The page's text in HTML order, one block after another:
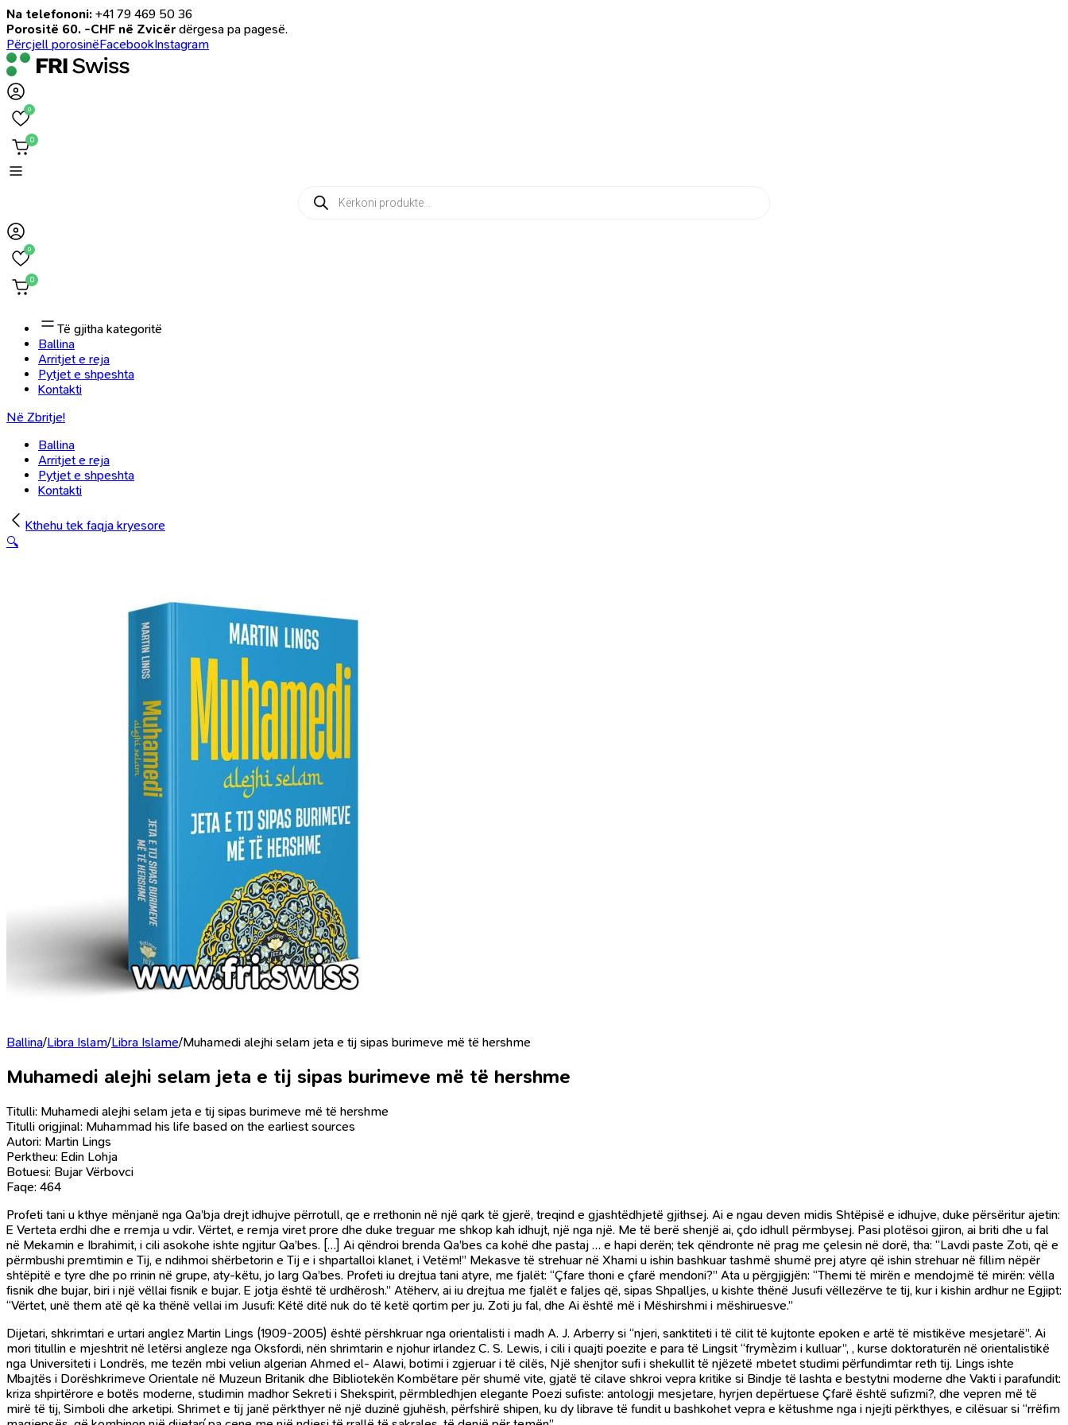
Na telefononi: +41 79 469 50 36
Porositë 60. -CHF në Zvicër dërgesa pa pagesë.
Përcjell porosinëFacebookInstagram
0
0
Products
search
0
0
Të gjitha kategoritë
Ballina
Arritjet e reja
Pytjet e shpeshta
Kontakti
Në Zbritje!
Ballina
Arritjet e reja
Pytjet e shpeshta
Kontakti
Kthehu tek faqja kryesore
🔍
Ballina/Libra Islam/Libra Islame/Muhamedi alejhi selam jeta e tij sipas burimeve më të hershme
Muhamedi alejhi selam jeta e tij sipas burimeve më të hershme
Titulli: Muhamedi alejhi selam jeta e tij sipas burimeve më të hershme
Titulli origjinal: Muhammad his life based on the earliest sources
Autori: Martin Lings
Perktheu: Edin Lohja
Botuesi: Bujar Vërbovci
Faqe: 464
Profeti tani u kthye mënjanë nga Qa’bja drejt idhujve përrotull, qe e rrethonin në një qark të gjerë, treqind e gjashtëdhjetë gjithsej. Ai e ngau deven midis Shtëpisë e idhujve, duke përsëritur ajetin:
E Verteta erdhi dhe e rremja u vdir. Vërtet, e remja viret prore dhe duke treguar me shkop kah idhujt, një nga një. Me të berë shenjë ai, çdo idhull përmbysej. Pasi plotësoi gjiron, ai briti dhe u fal
në Mekamin e Ibrahimit, i cili asokohe ishte ngjitur Qa’bes. […] Ai qëndroi brenda Qa’bes ca kohë dhe pastaj … e hapi derën; tek qëndronte në prag me çelesin në dorë, tha: “Lavdi paste Zoti, që e
përmbushi premtimin e Tij, e ndihmoi shërbetorin e Tij e i shpartalloi klanet, i Vetëm!” Mekasve të strehuar në Xhami u ishin bashkuar tashmë shumë prej atyre që ishin strehuar në fillim nëpër
shtëpitë e tyre dhe po rrinin në grupe, aty-këtu, jo larg Qa’bes. Profeti iu drejtua tani atyre, me fjalët: “Çfare thoni e çfarë mendoni?” Ata u përgjigjën: “Themi të mirën e mendojmë të mirën: vëlla
fisnik dhe bujar, biri i një vëllai fisnik e bujar. E jotja është të urdhërosh.” Atëherv, ai iu drejtua me fjalët e faljes që, sipas Shpalljes, u kishte thënë Jusufi vëllezërve te tij, kur i kishin ardhur ne Egjipt:
“Vërtet, unë them atë që ka thënë vellai im Jusufi: Këtë ditë nuk do të ketë qortim per ju. Zoti ju fal, dhe Ai është më i Mëshirshmi i mëshiruesve.”
Dijetari, shkrimtari e urtari anglez Martin Lings (1909-2005) është përshkruar nga orientalisti i madh A. J. Arberry si “njeri, sanktiteti i të cilit të kujtonte epoken e artë të mistikëve mesjetarë”. Ai
mori titullin e mjeshtrit në letërsi angleze nga Oksfordi, nën shrimtarin e njohur irlandez C. S. Lewis, i cili i quajti poezite e para të Lingsit “frymèzim i kulluar”, , kurse doktoraturën në orientalistikë
nga Universiteti i Londrës, me tezën mbi veliun algerian Ahmed el- Alawi, botimi i zgjeruar i të cilës, Një shenjtor sufi i shekullit të njëzetë mbetet studimi përfundimtar reth tij. Lings ishte
Mbajtës i Dorëshkrimeve Orientale në Muzeun Britanik dhe Bibliotekën Kombëtare për shumë vite, gjatë të cilave shkroi vepra kritike si Bindje të lashta e bestytni moderne dhe Vakti i parafundit:
kriza shpirtërore e botës moderne, studimin madhor Sekreti i Shekspirit, përmbledhjen elegante Poezi sufiste: antologji mesjetare, hyrjen depërtuese Çfarë është sufizmi?, dhe vepren më të
mirë të tij, Simboli dhe arketipi. Shrimet e tij janë përkthyer në një duzinë gjuhësh, përfshirë shipen, ku dy librave të fundit u bashkohet vepra e këtushme nga i njejti përkthyes, e cilësuar si “rrëfim